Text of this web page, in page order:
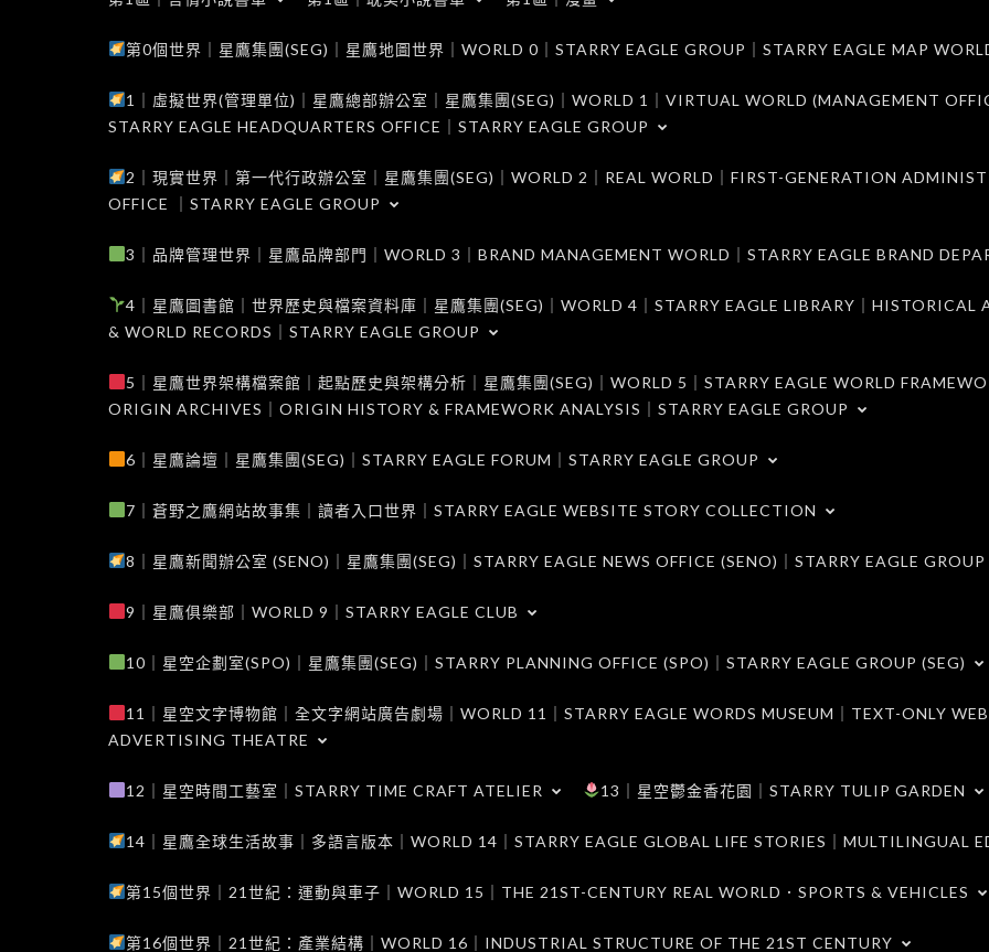
第0個世界｜星鷹集團(SEG)｜星鷹地圖世界｜WORLD 0｜STARRY EAGLE GROUP｜STARRY EAGLE MAP
1｜虛擬世界(管理單位)｜星鷹總部辦公室｜星鷹集團(SEG)｜WORLD 1｜VIRTUAL WORLD (MANAGEMENT
STARRY EAGLE HEADQUARTERS OFFICE｜STARRY EAGLE GROUP
2｜現實世界｜第一代行政辦公室｜星鷹集團(SEG)｜WORLD 2｜REAL WORLD｜FIRST-GENERATION
OFFICE ｜STARRY EAGLE GROUP
3｜品牌管理世界｜星鷹品牌部門｜WORLD 3｜BRAND MANAGEMENT WORLD｜STARRY EAGLE BRAND
4｜星鷹圖書館｜世界歷史與檔案資料庫｜星鷹集團(SEG)｜WORLD 4｜STARRY EAGLE LIBRARY｜HISTORICAL
& WORLD RECORDS｜STARRY EAGLE GROUP
5｜星鷹世界架構檔案館｜起點歷史與架構分析｜星鷹集團(SEG)｜WORLD 5｜STARRY EAGLE WORLD
ORIGIN ARCHIVES｜ORIGIN HISTORY & FRAMEWORK ANALYSIS｜STARRY EAGLE GROUP
6｜星鷹論壇｜星鷹集團(SEG)｜STARRY EAGLE FORUM｜STARRY EAGLE GROUP
7｜蒼野之鷹網站故事集｜讀者入口世界｜STARRY EAGLE WEBSITE STORY COLLECTION
8｜星鷹新聞辦公室 (SENO)｜星鷹集團(SEG)｜STARRY EAGLE NEWS OFFICE (SENO)｜STARRY EAGLE GROUP
9｜星鷹俱樂部｜WORLD 9｜STARRY EAGLE CLUB
10｜星空企劃室(SPO)｜星鷹集團(SEG)｜STARRY PLANNING OFFICE (SPO)｜STARRY EAGLE GROUP (SEG)
11｜星空文字博物館｜全文字網站廣告劇場｜WORLD 11｜STARRY EAGLE WORDS MUSEUM｜TEXT-ONLY
ADVERTISING THEATRE
12｜星空時間工藝室｜STARRY TIME CRAFT ATELIER 13｜星空鬱金香花園｜STARRY TULIP GARDEN
14｜星鷹全球生活故事｜多語言版本｜WORLD 14｜STARRY EAGLE GLOBAL LIFE STORIES｜MULTILINGUAL
第15個世界｜21世紀：運動與車子｜WORLD 15｜THE 21ST-CENTURY REAL WORLD．SPORTS & VEHICLES
第16個世界｜21世紀：產業結構｜WORLD 16｜INDUSTRIAL STRUCTURE OF THE 21ST CENTURY